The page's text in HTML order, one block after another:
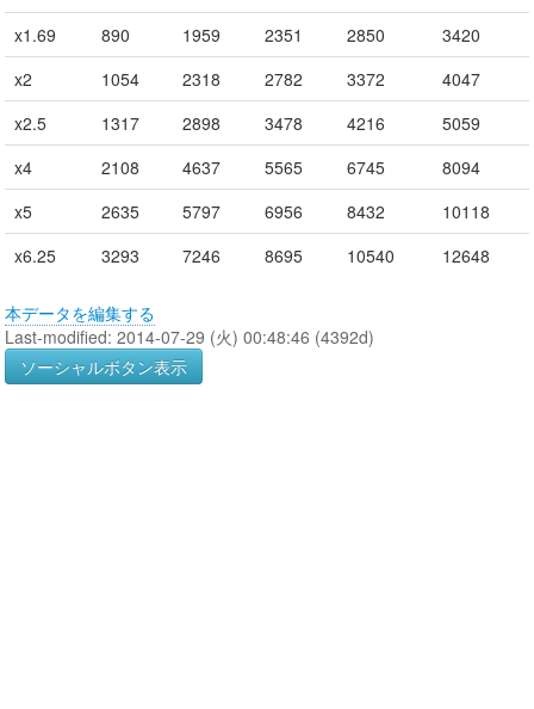
x1.69
890 1959 2351 2850
3420
x2
1054 2318 2782 3372
4047
x2.5
1317 2898 3478 4216
5059
x4
2108 4637 5565 6745
8094
x5
2635 5797 6956 8432
10118
x6.25
3293 7246 8695 10540 12648
本データを編集する
Last-modified: 2014-07-29 (火) 00:48:46 (4392d)
ソーシャルボタン表示